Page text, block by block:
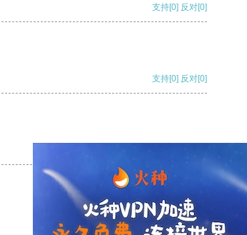
支持[0] 反对[0]
支持[0] 反对[0]
支持 [0] 反对 [0]